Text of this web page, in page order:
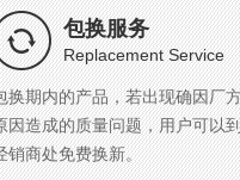
包换服务
Replacement Service
换期内的产品，若出现确因厂
因造成的质量问题，用户可以
销商处免费换新。